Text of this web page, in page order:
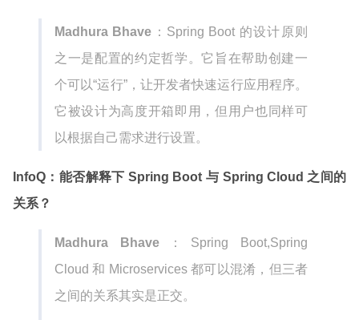
Madhura Bhave ：Spring Boot 的设计原则
之一是配置的约定哲学。它旨在帮助创建一
个可以“运行”，让开发者快速运行应用程序。
它被设计为高度开箱即用，但用户也同样可
以根据自己需求进行设置。
InfoQ：能否解释下 Spring Boot 与 Spring Cloud 之间的
关系？
Madhura Bhave ：Spring Boot,Spring
Cloud 和 Microservices 都可以混淆，但三者
之间的关系其实是正交。